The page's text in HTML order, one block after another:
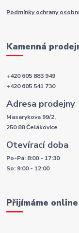
Podmínky ochrany
Kamenná
+420 605 883 949
+420 605 541 730
Adresa prodejny
Masarykova 99/2,
250 88 Čelákovice
Otevírací doba
Po-Pá: 8:00 - 17:30
So: 9:00 - 12:00
Přijímáme